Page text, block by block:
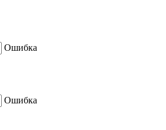
Ошибка
Ошибка